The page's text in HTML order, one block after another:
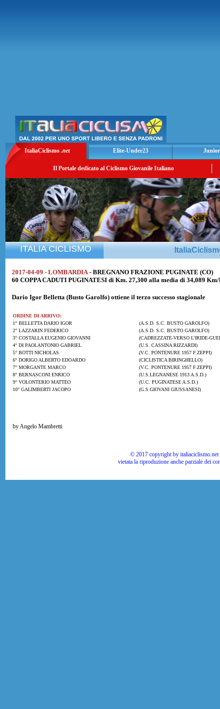
ItaliaCiclismo .net Elite-Under23
Il Portale dedicato al Ciclismo Giovanile Italiano
ITALIA CICLISMO
2017-04-09 - LOMBARDIA - BREGNANO FRAZIONE PUGINATE (CO)
60 COPPA CADUTI PUGINATESI di Km. 27,300 alla media di 34,089
Dario Igor Belletta (Busto Garolfo) ottiene il terzo successo stagionale
ORDINE DI ARRIVO:
1° BELLETTA DARIO IGOR
(A.S.D. S.C. BUSTO GAROLFO)
2° LAZZARIN FEDERICO
(A.S.D. S.C. BUSTO GAROLFO)
3° COSTALLA EUGENIO GIOVANNI
(CADREZZATE-VERSO L'IRIDE-
4° DI PAOLANTONIO GABRIEL
(U.S. CASSINA RIZZARDI)
5° BOTTI NICHOLAS
(V.C. PONTENURE 1957 F.ZEPPI)
6° DORIGO ALBERTO EDOARDO
(CICLISTICA BIRINGHELLO)
7° MORGANTE MARCO
(V.C. PONTENURE 1957 F.ZEPPI)
8° BERNASCONI ENRICO
(U.S.LEGNANESE 1913 A.S.D.)
9° VOLONTERIO MATTEO
(U.C. PUGINATESE A.S.D.)
10° GALIMBERTI JACOPO
(G.S.GIOVANI GIUSSANESI)
by Angelo Mambretti
© 2017 copyright by
vietata la riproduzione anche parziale dei